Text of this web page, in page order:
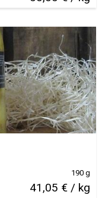
41,05 € / kg
190 g